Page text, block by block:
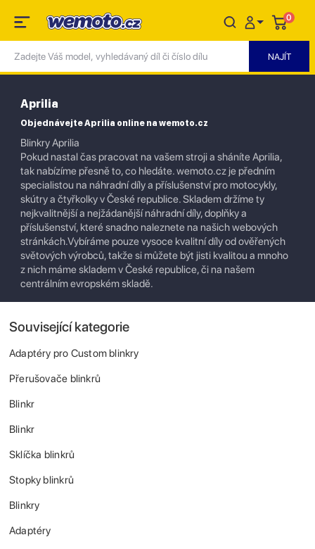
0
Aprilia
Objednávejte Aprilia online na wemoto.cz
Blinkry Aprilia
Pokud nastal čas pracovat na vašem stroji a sháníte Aprilia,
tak nabízíme přesně to, co hledáte. wemoto.cz je předním
specialistou na náhradní díly a příslušenství pro motocykly,
skútry a čtyřkolky v České republice. Skladem držíme ty
nejkvalitnější a nejžádanější náhradní díly, doplňky a
příslušenství, které snadno naleznete na našich webových
stránkách.Vybíráme pouze vysoce kvalitní díly od ověřených
světových výrobců, takže si můžete být jisti kvalitou a mnoho
z nich máme skladem v České republice, či na našem
centrálním evropském skladě.
Související kategorie
Adaptéry pro Custom blinkry
Přerušovače blinkrů
Blinkr
Blinkr
Sklíčka blinkrů
Stopky blinkrů
Blinkry
Adaptéry